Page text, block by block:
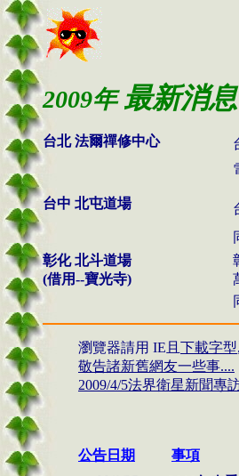
2009年最新消息
台北 法爾禪修中心
台中 北屯道場
彰化 北斗道場
(借用--寶光寺)
瀏覽器請用 IE且 下載字型
敬告諸新舊網友一些事....
2009/4/5法界衛星新聞專
公告日期
事項